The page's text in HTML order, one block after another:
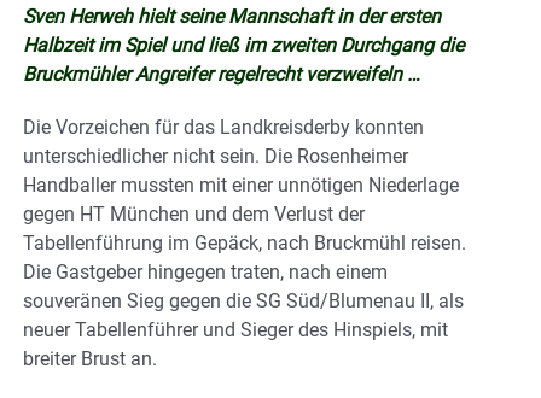
Sven Herweh hielt seine Mannschaft in der ersten
Halbzeit im Spiel und ließ im zweiten Durchgang die
Bruckmühler Angreifer regelrecht verzweifeln …
Die Vorzeichen für das Landkreisderby konnten
unterschiedlicher nicht sein. Die Rosenheimer
Handballer mussten mit einer unnötigen Niederlage
gegen HT München und dem Verlust der
Tabellenführung im Gepäck, nach Bruckmühl reisen.
Die Gastgeber hingegen traten, nach einem
souveränen Sieg gegen die SG Süd/Blumenau II, als
neuer Tabellenführer und Sieger des Hinspiels, mit
breiter Brust an.